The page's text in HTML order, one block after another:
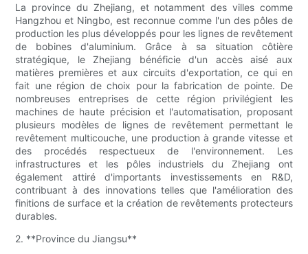
La province du Zhejiang, et notamment des villes comme
Hangzhou et Ningbo, est reconnue comme l'un des pôles de
production les plus développés pour les lignes de revêtement
de bobines d'aluminium. Grâce à sa situation côtière
stratégique, le Zhejiang bénéficie d'un accès aisé aux
matières premières et aux circuits d'exportation, ce qui en
fait une région de choix pour la fabrication de pointe. De
nombreuses entreprises de cette région privilégient les
machines de haute précision et l'automatisation, proposant
plusieurs modèles de lignes de revêtement permettant le
revêtement multicouche, une production à grande vitesse et
des procédés respectueux de l'environnement. Les
infrastructures et les pôles industriels du Zhejiang ont
également attiré d'importants investissements en R&D,
contribuant à des innovations telles que l'amélioration des
finitions de surface et la création de revêtements protecteurs
durables.
2. **Province du Jiangsu**